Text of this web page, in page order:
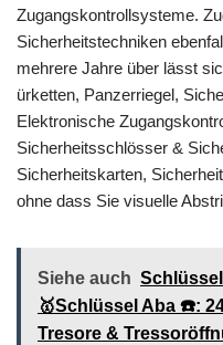
Zugangskontrollsysteme.
Sicherheitstechniken
mehrere Jahre über lässt
ürketten, Panzerriegel,
Elektronische
Sicherheitsschlösser &
Sicherheitskarten,
ohne dass Sie visuelle
Siehe auch
🥇Schlüssel Aba ☎️:
Tresore &